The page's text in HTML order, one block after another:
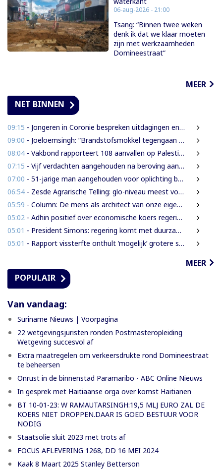
06-aug-2026 - 21:00
Tsang: “Binnen twee weken
denk ik dat we klaar moeten
zijn met werkzaamheden
Domineestraat”
MEER
NET BINNEN
09:15 - Jongeren in Coronie bespreken uitdagingen en toekomst tijdens districtsjeugdcongres
09:00 - Joeloemsingh: “Brandstofsmokkel tegengaan middels kleuren van legale brandstof”
08:04 - Vakbond rapporteert 108 aanvallen op Palestijnse journalisten in juli
07:15 - Vijf verdachten aangehouden na beroving aan Rijsdijkweg
07:00 - 51-jarige man aangehouden voor oplichting bejaarde vrouw in centrum Paramaribo
06:54 - Zesde Agrarische Telling: glo-niveau meest voorkomend onder landbouwers
05:59 - Column: De mens als architect van onze eigen rampen
05:02 - Adhin positief over economische koers regering, maar wil snellere uitvoering
05:01 - President Simons: regering komt met duurzame oplossing voor grondenrechten
05:01 - Rapport vissterfte onthult ‘mogelijk’ grotere schade voor mens, dier en milieu
MEER
POPULAIR
Van vandaag:
Suriname Nieuws | Voorpagina
22 wetgevingsjuristen ronden Postmasteropleiding
Wetgeving succesvol af
Extra maatregelen om verkeersdrukte rond Domineestraat
te beheersen
Onrust in de binnenstad Paramaribo - ABC Online Nieuws
In gesprek met Haitiaanse orga over komst Haitianen
BT 10-01-23: W RAMAUTARSINGH:19,5 MLJ EURO ZAL DE
KOERS NIET DROPPEN.DAAR IS GOED BESTUUR VOOR
NODIG
Staatsolie sluit 2023 met trots af
FOCUS AFLEVERING 1268, DD 16 MEI 2024
Kaak 8 Maart 2025 Stanley Betterson